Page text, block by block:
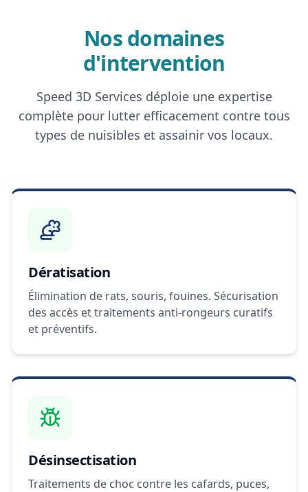
Nos domaines
d'intervention
Speed 3D Services déploie une expertise
complète pour lutter efficacement contre tous
types de nuisibles et assainir vos locaux.
Dératisation
Élimination de rats, souris, fouines. Sécurisation
des accès et traitements anti-rongeurs curatifs
et préventifs.
Désinsectisation
Traitements de choc contre les cafards, puces,